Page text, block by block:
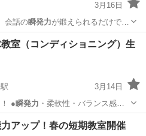
3月16日
会話の瞬発力が鍛えられるだけでな
話
室（コンディショニング）生
3月14日
●瞬発力 ・柔軟性・バランス感
コンディショニング
アップ！春の短期教室開催